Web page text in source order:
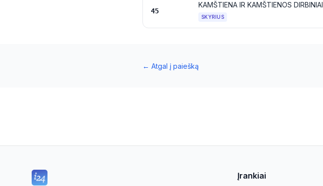
45
KAMŠTIENA IR KAMŠTIENOS DIRBINIAI
SKYRIUS
← Atgal į paiešką
Įrankiai